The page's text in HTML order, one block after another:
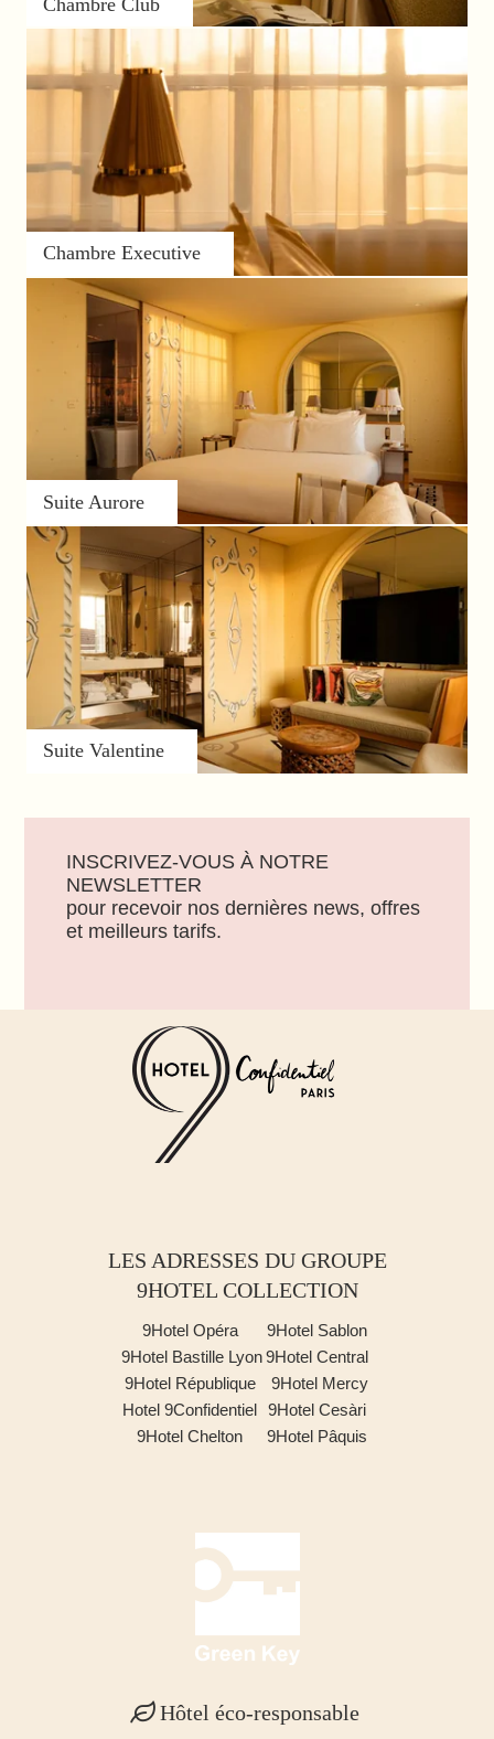
Chambre Executive
Suite Aurore
Suite Valentine
INSCRIVEZ-VOUS À NOTRE
NEWSLETTER
pour recevoir nos dernières news, offres
et meilleurs tarifs.
LES ADRESSES DU GROUPE
9HOTEL COLLECTION
9Hotel Opéra
9Hotel Sablon
9Hotel Bastille Lyon9Hotel Central
9Hotel République
9Hotel Mercy
Hotel 9Confidentiel 9Hotel Cesàri
9Hotel Chelton
9Hotel Pâquis
Hôtel éco-responsable